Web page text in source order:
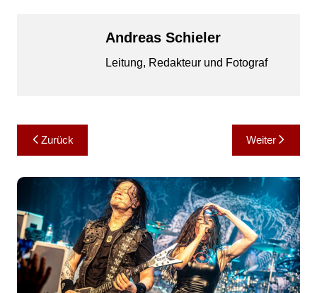
Andreas Schieler
Leitung, Redakteur und Fotograf
Beitragsnavigation
Zurück Weiter